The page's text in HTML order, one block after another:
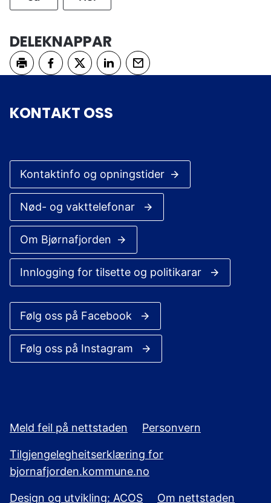
DELEKNAPPAR
KONTAKT OSS
Kontaktinfo og opningstider
Nød- og vakttelefonar
Om Bjørnafjorden
Innlogging for tilsette og politikarar
Følg oss på Facebook
Følg oss på Instagram
Meld feil på nettstaden Personvern
Tilgjengelegheitserklæring for
bjornafjorden.kommune.no
Design og utvikling: ACOS Om nettstaden